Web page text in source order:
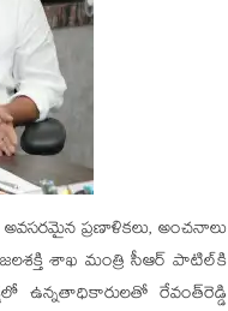
అవసరమైన ప్రణాళికలు, అంచనాలు
శాఖ మంత్రి సీఆర్ పాటిల్‌కి
ఉన్నతాధికారులతో రేవంత్‌రెడ్డి